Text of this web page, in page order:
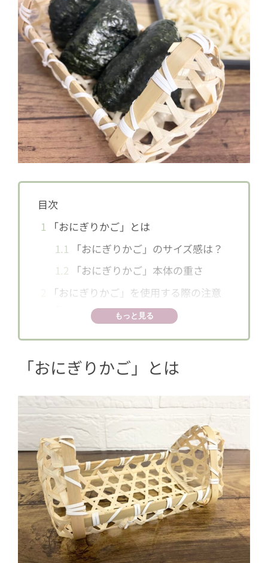
目次
1 「おにぎりかご」とは
1.1
「おにぎりかご」のサイズ感は？
1.2 「おにぎりかご」本体の重さ
「おにぎりかご」を使用する際の注意
もっと見る
「おにぎりかご」とは